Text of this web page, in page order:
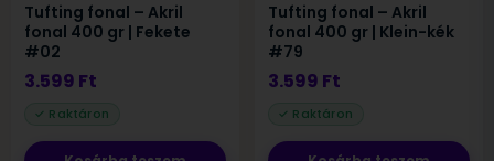
Tufting fonal – Akril
fonal 400 gr | Fekete
#02
3.599 Ft
Tufting fonal – Akril
fonal 400 gr | Klein-kék
#79
3.599 Ft